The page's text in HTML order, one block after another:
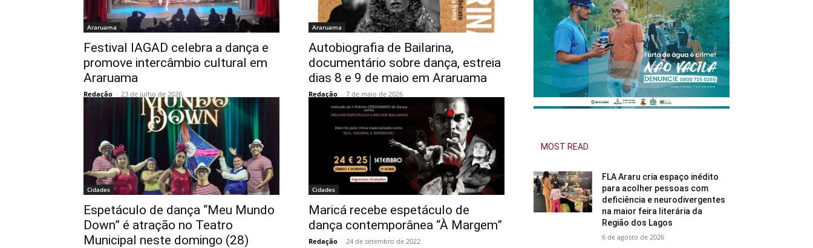
Araruama
Festival IAGAD celebra a dança e
promove intercâmbio cultural em
Araruama
Redação - 23 de julho de 2026
Araruama
Autobiografia de Bailarina,
documentário sobre dança, estreia
dias 8 e 9 de maio em Araruama
Redação - 7 de maio de 2026
Cidades
Espetáculo de dança “Meu Mundo
Down” é atração no Teatro
Municipal neste domingo (28)
Cidades
Maricá recebe espetáculo de
dança contemporânea “À Margem”
Redação - 24 de setembro de 2022
MOST READ
FLA Araru cria espaço inédito
para acolher pessoas com
deficiência e neurodivergentes
na maior feira literária da
Região dos Lagos
6 de agosto de 2026